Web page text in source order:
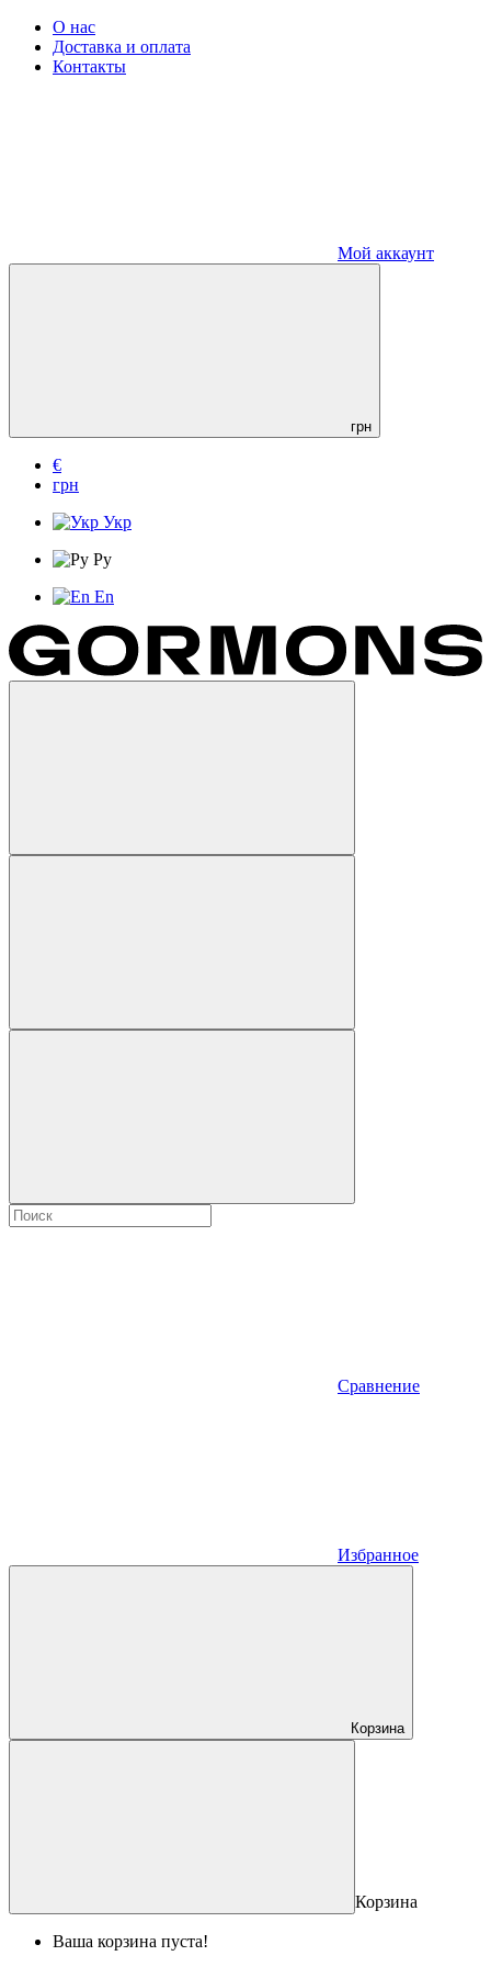
О нас
Доставка и оплата
Контакты
Мой аккаунт
грн
€
грн
Укр
Ру
En
Сравнение
Избранное
Корзина
Корзина
Ваша корзина пуста!